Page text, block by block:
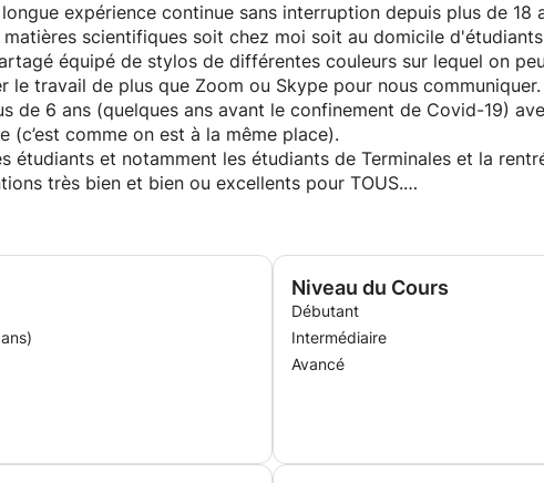
expérience continue sans interruption depuis plus de 18
scientifiques soit chez moi soit au domicile
équipé de stylos de différentes couleurs sur lequel on
le travail de plus que Zoom ou Skype pour nous
de 6 ans (quelques ans avant le confinement de Covid-19)
(c’est comme on est à la même place).
étudiants et notamment les étudiants de Terminales et la
très bien et bien ou excellents pour TOUS.
la technique de travail pour avoir les meilleures notes.
contacter pour plus d'information.
Niveau du Cours
Débutant
Intermédiaire
Avancé